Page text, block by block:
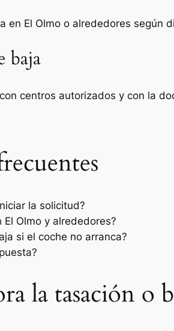
en El Olmo o alrededores según
baja
centros autorizados y con la
la solicitud?
El Olmo y alrededores?
si el coche no arranca?
la tasación o